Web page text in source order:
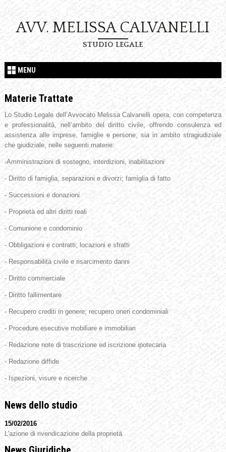
AVV. MELISSA CALVANELLI
STUDIO LEGALE
MENU
Materie Trattate
Lo Studio Legale dell’Avvocato Melissa Calvanelli opera, con competenza
e professionalità, nell’ambito del diritto civile, offrendo consulenza ed
assistenza alle imprese, famiglie e persone, sia in ambito stragiudiziale
che giudiziale, nelle seguenti materie:
-Amministrazioni di sostegno, interdizioni, inabilitazioni
- Diritto di famiglia, separazioni e divorzi; famiglia di fatto
- Successioni e donazioni
- Proprietà ed altri diritti reali
- Comunione e condominio
- Obbligazioni e contratti; locazioni e sfratti
- Responsabilità civile e risarcimento danni
- Diritto commerciale
- Diritto fallimentare
- Recupero crediti in genere; recupero oneri condominiali
- Procedure esecutive mobiliare e immobiliari
- Redazione note di trascrizione ed iscrizione ipotecaria
- Redazione diffide
- Ispezioni, visure e ricerche
News dello studio
15/02/2016
L'azione di rivendicazione della proprietà